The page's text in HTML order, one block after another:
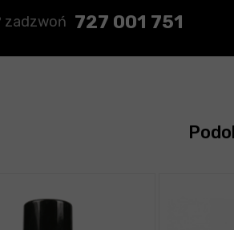
zadzwoń 727 001 751